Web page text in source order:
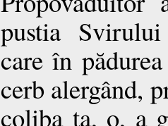
pustia
care în
cerb alergând,
coliba ta, o, a